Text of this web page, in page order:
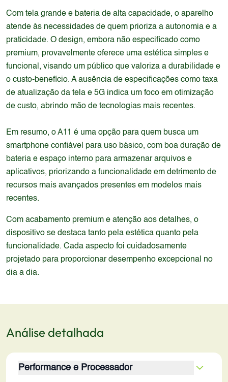
Com tela grande e bateria de alta capacidade, o aparelho
atende às necessidades de quem prioriza a autonomia e a
praticidade. O design, embora não especificado como
premium, provavelmente oferece uma estética simples e
funcional, visando um público que valoriza a durabilidade e
o custo-benefício. A ausência de especificações como taxa
de atualização da tela e 5G indica um foco em otimização
de custo, abrindo mão de tecnologias mais recentes.
Em resumo, o A11 é uma opção para quem busca um
smartphone confiável para uso básico, com boa duração de
bateria e espaço interno para armazenar arquivos e
aplicativos, priorizando a funcionalidade em detrimento de
recursos mais avançados presentes em modelos mais
recentes.
Com acabamento premium e atenção aos detalhes, o
dispositivo se destaca tanto pela estética quanto pela
funcionalidade. Cada aspecto foi cuidadosamente
projetado para proporcionar desempenho excepcional no
dia a dia.
Análise detalhada
Performance e Processador